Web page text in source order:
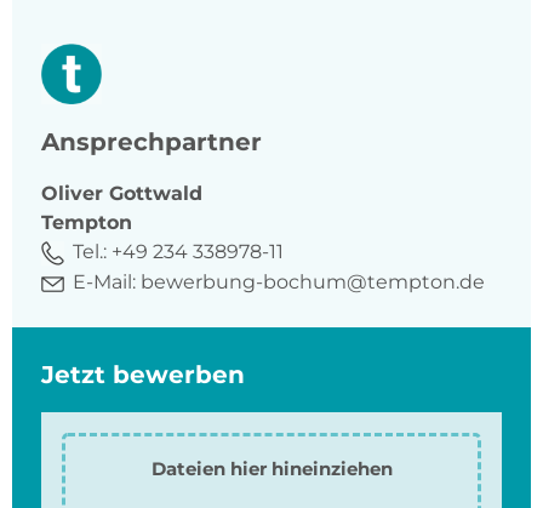
Ansprechpartner
Oliver Gottwald
Tempton
Tel.: +49 234 338978-11
E-Mail: bewerbung-bochum@tempton.de
Jetzt bewerben
Dateien hier hineinziehen